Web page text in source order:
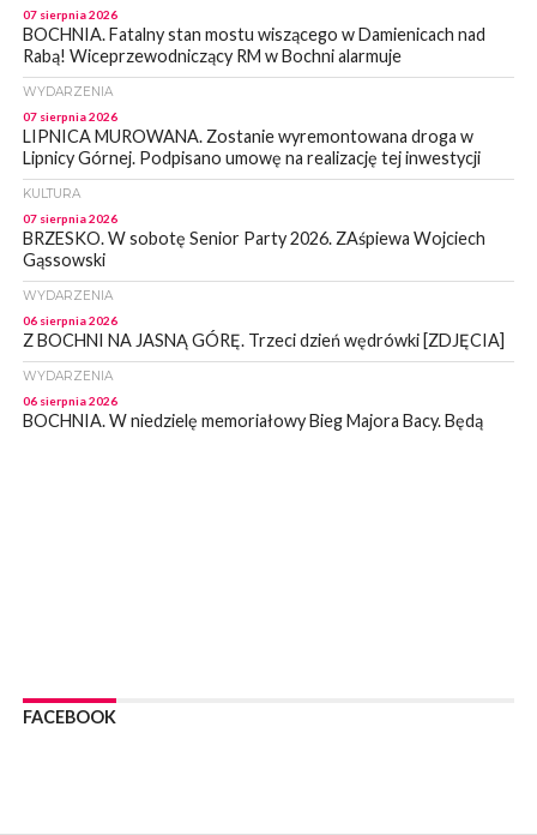
07 sierpnia 2026
BOCHNIA. Fatalny stan mostu wiszącego w Damienicach nad
Rabą! Wiceprzewodniczący RM w Bochni alarmuje
WYDARZENIA
07 sierpnia 2026
LIPNICA MUROWANA. Zostanie wyremontowana droga w
Lipnicy Górnej. Podpisano umowę na realizację tej inwestycji
KULTURA
07 sierpnia 2026
BRZESKO. W sobotę Senior Party 2026. ZAśpiewa Wojciech
Gąssowski
WYDARZENIA
06 sierpnia 2026
Z BOCHNI NA JASNĄ GÓRĘ. Trzeci dzień wędrówki [ZDJĘCIA]
WYDARZENIA
06 sierpnia 2026
BOCHNIA. W niedzielę memoriałowy Bieg Majora Bacy. Będą
06 sierpnia 2026
POWIAT BRZESKI. W Wytrzyszczce karetka zderzyła się z
FACEBOOK